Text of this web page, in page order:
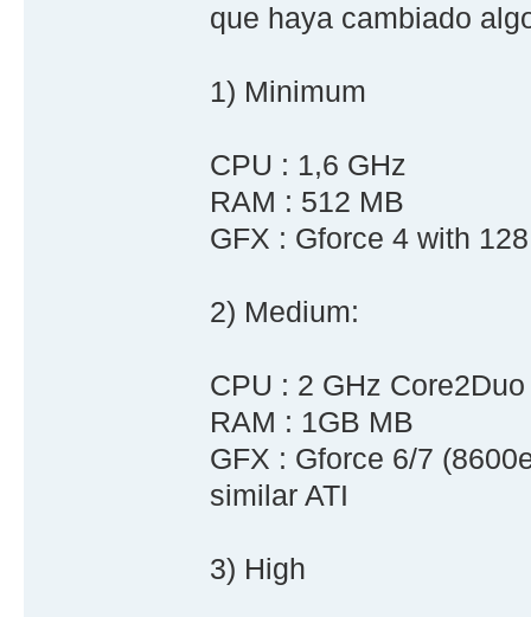
que haya cambiado
1) Minimum
CPU : 1,6 GHz
RAM : 512 MB
GFX : Gforce 4 with
2) Medium:
CPU : 2 GHz
RAM : 1GB MB
GFX : Gforce 6/7
similar ATI
3) High